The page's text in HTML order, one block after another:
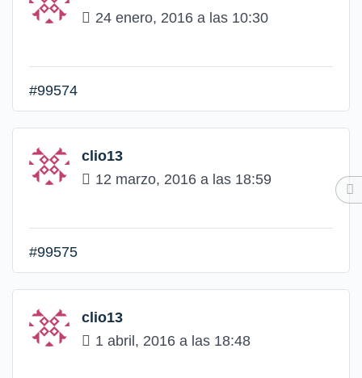
24 enero, 2016 a las 10:30
#99574
clio13
12 marzo, 2016 a las 18:59
#99575
clio13
1 abril, 2016 a las 18:48